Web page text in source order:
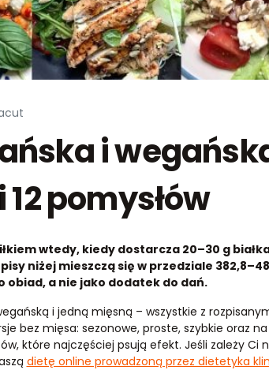
i
pomysłów
wtedy, kiedy dostarcza 20–30 g
niżej mieszczą się w przedziale
obiad, a nie jako dodatek do dań.
i jedną mięsną – wszystkie z
bez mięsa: sezonowe, proste, szybkie oraz
które najczęściej psują efekt. Jeśli zależy Ci
dietę online prowadzoną przez dietetyka